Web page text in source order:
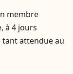
membre
à 4 jours
tant attendue au